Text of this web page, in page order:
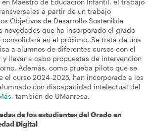
a partir de un trabajo
Objetivos de Desarrollo Sostenible
novedades que ha incorporado el grado
consolidará en el próximo. Se trata de una
a alumnos de diferentes cursos con el
y llevar a cabo propuestas de intervención
Además, como prueba piloto que se
el curso 2024-2025, han incorporado a los
con discapacidad intelectual del
, también de UManresa.
de los estudiantes del Grado en
Digital